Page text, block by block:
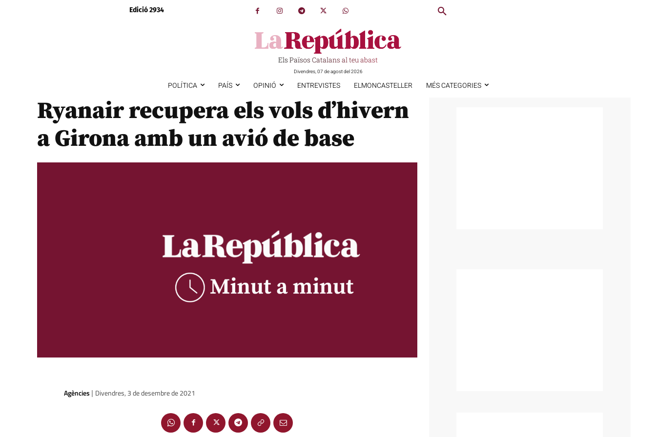
Edició 2934
Els Països Catalans al teu abast
Divendres, 07 de agost del 2026
POLÍTICA PAÍS OPINIÓ ENTREVISTES ELMONCASTELLER MÉS CATEGORIES
Ryanair recupera els vols d’hivern
a Girona amb un avió de base
Agències | Divendres, 3 de desembre de 2021